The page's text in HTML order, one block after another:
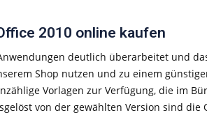
2010 online kaufen
deutlich überarbeitet und
Shop nutzen und zu einem
Vorlagen zur Verfügung, die im
von der gewählten Version sind die